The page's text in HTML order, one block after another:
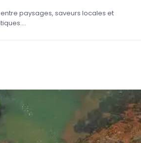
paysages, saveurs locales et